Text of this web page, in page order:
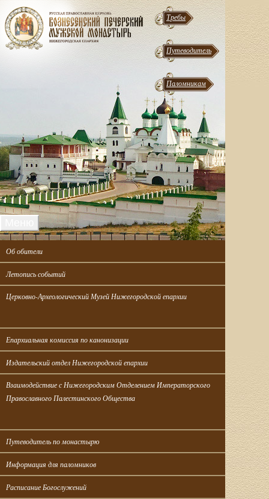
Требы
Путеводитель
Паломникам
Об обители
Летопись событий
Церковно-Археологический Музей Нижегородской епархии
Епархиальная комиссия по канонизации
Издательский отдел Нижегородской епархии
Взаимодействие с Нижегородским Отделением Императорского
Православного Палестинского Общества
Путеводитель по монастырю
Информация для паломников
Расписание Богослужений